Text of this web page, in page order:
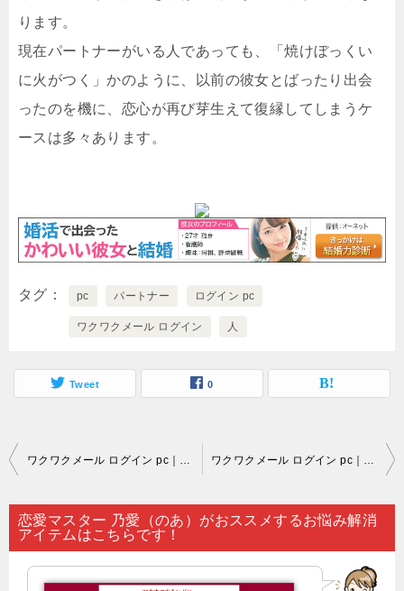
ります。
現在パートナーがいる人であっても、「焼けぼっくい
に火がつく」かのように、以前の彼女とばったり出会
ったのを機に、恋心が再び芽生えて復縁してしまうケ
ースは多々あります。
タグ pc パートナー ログイン pc
ワクワクメール ログイン 人
Tweet 0
投
ナ
ビ
ワクワクメール ログイン pc｜「なかなか恋愛が順当にいかない」と思い悩んでいるのなら…。 ワクワクメール ログイン pc｜好きな人との心理戦は恋愛では不可欠要素です…。
恋愛マスター 乃愛（のあ）がおススメするお悩み解消
アイテムはこちらです！